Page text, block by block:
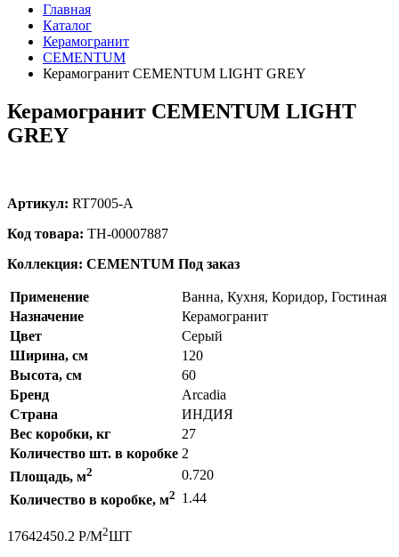
Главная
Каталог
Керамогранит
CEMENTUM
Керамогранит CEMENTUM LIGHT GREY
Керамогранит CEMENTUM LIGHT
GREY
Артикул: RT7005-A
Код товара: ТН-00007887
Коллекция: CEMENTUM Под заказ
Применение
Ванна, Кухня, Коридор, Гостиная
Назначение
Керамогранит
Цвет
Серый
Ширина, см
120
Высота, см
60
Бренд
Arcadia
Страна
ИНДИЯ
Вес коробки, кг
27
Количество шт. в коробке 2
Площадь, м2
0.720
Количество в коробке, м2 1.44
17642450.2 Р/М2ШТ